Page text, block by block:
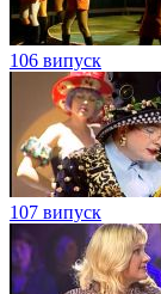
106 випуск
107 випуск